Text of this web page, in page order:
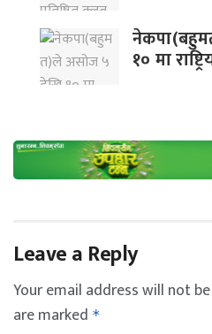
१० मा
Leave a Reply
Your email address will not
are marked *